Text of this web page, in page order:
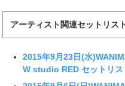
アーティスト関連セットリス
2015年9月23日(水
W studio RED セットリス